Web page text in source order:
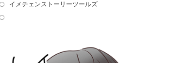
イメチェンストーリーツールズ